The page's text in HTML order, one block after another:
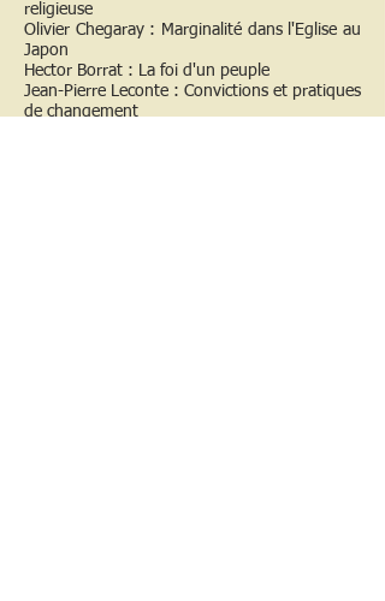
religieuse
Olivier Chegaray : Marginalité dans l'Eglise au
Japon
Hector Borrat : La foi d'un peuple
Jean-Pierre Leconte : Convictions et pratiques
de changement